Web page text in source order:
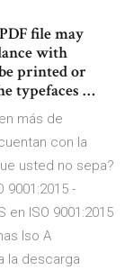
file may
with
printed or
typefaces …
más de
con la
usted no sepa?
9001:2015 -
en ISO 9001:2015
Iso A
la descarga